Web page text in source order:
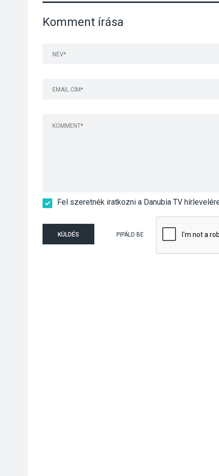
Komment írása
Fel szeretnék iratkozni a Danubia TV
KÜLDÉS PIPÁLD BE